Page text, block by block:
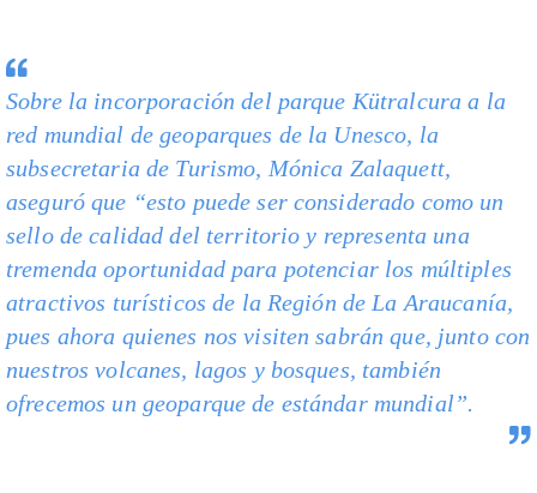
Sobre la incorporación del parque Kütralcura a la
red mundial de geoparques de la Unesco, la
subsecretaria de Turismo, Mónica Zalaquett,
aseguró que “esto puede ser considerado como un
sello de calidad del territorio y representa una
tremenda oportunidad para potenciar los múltiples
atractivos turísticos de la Región de La Araucanía,
pues ahora quienes nos visiten sabrán que, junto con
nuestros volcanes, lagos y bosques, también
ofrecemos un geoparque de estándar mundial”.